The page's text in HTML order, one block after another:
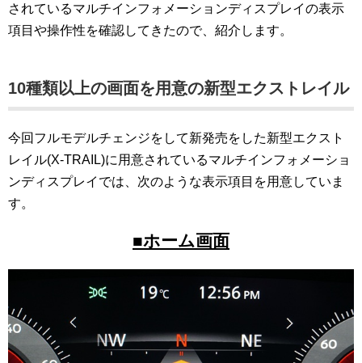
されているマルチインフォメーションディスプレイの表示
項目や操作性を確認してきたので、紹介します。
10種類以上の画面を用意の新型エクストレイル
今回フルモデルチェンジをして新発売をした新型エクスト
レイル(X-TRAIL)に用意されているマルチインフォメーショ
ンディスプレイでは、次のような表示項目を用意していま
す。
■ホーム画面